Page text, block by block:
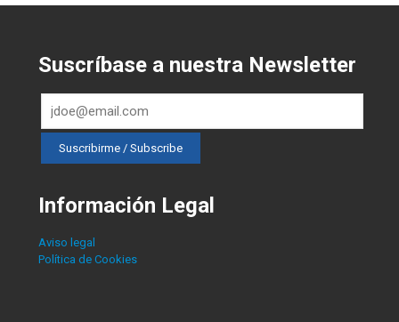
Suscríbase a nuestra Newsletter
Información Legal
Aviso legal
Política de Cookies